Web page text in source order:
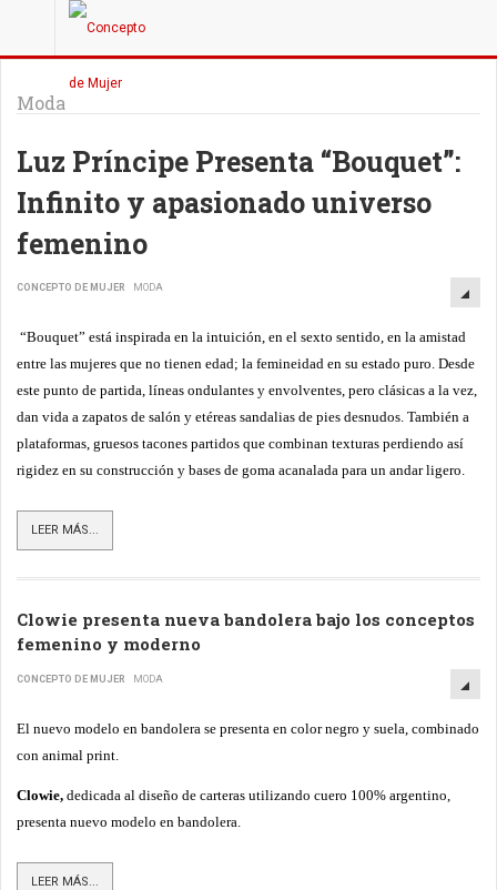
Moda
Luz Príncipe Presenta “Bouquet”:
Infinito y apasionado universo
femenino
CONCEPTO DE MUJER MODA
“Bouquet” está inspirada en la intuición, en el sexto sentido, en la amistad
entre las mujeres que no tienen edad; la femineidad en su estado puro. Desde
este punto de partida, líneas ondulantes y envolventes, pero clásicas a la vez,
dan vida a zapatos de salón y etéreas sandalias de pies desnudos. También a
plataformas, gruesos tacones partidos que combinan texturas perdiendo así
rigidez en su construcción y bases de goma acanalada para un andar ligero.
LEER MÁS...
Clowie presenta nueva bandolera bajo los conceptos
femenino y moderno
CONCEPTO DE MUJER MODA
El nuevo modelo en bandolera se presenta en color negro y suela, combinado
con animal print.
Clowie, dedicada al diseño de carteras utilizando cuero 100% argentino,
presenta nuevo modelo en bandolera.
LEER MÁS...